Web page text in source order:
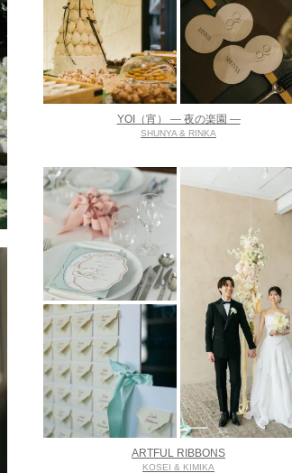
YOI（宵） ― 夜の楽園 ―
SHUNYA & RINKA
ARTFUL RIBBONS
KOSEI & KIMIKA